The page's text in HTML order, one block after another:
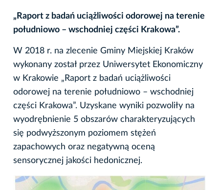
„Raport z badań uciążliwości odorowej na terenie
południowo – wschodniej części Krakowa”.
W 2018 r. na zlecenie Gminy Miejskiej Kraków
wykonany został przez Uniwersytet Ekonomiczny
w Krakowie „Raport z badań uciążliwości
odorowej na terenie południowo – wschodniej
części Krakowa”. Uzyskane wyniki pozwoliły na
wyodrębnienie 5 obszarów charakteryzujących
się podwyższonym poziomem stężeń
zapachowych oraz negatywną oceną
sensorycznej jakości hedonicznej.